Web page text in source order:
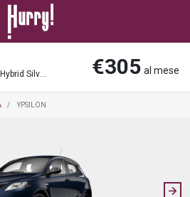
Ypsilon 1.0 FireFly 5 porte S&S Hybrid Silver Plus €305 al mese
YPSILON